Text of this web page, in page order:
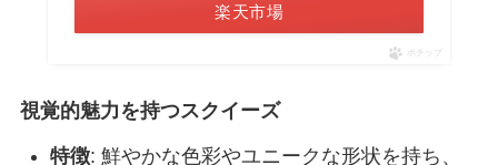
楽天市場
ポチップ
視覚的魅力を持つスクイーズ
特徴: 鮮やかな色彩やユニークな形状を持ち、